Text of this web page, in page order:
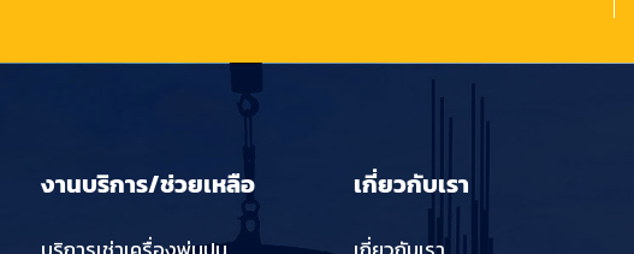
งานบริการ/ช่วยเหลือ เกี่ยวกับเรา